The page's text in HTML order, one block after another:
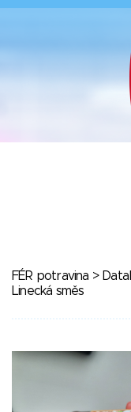
FÉR potravina >
Linecká směs